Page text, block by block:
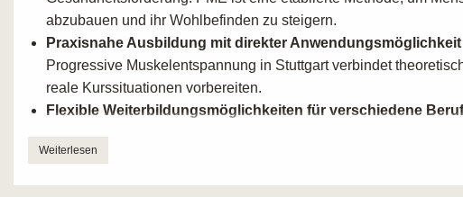
abzubauen und ihr Wohlbefinden zu steigern.
Praxisnahe Ausbildung mit direkter Anwendungsmöglichkeit
Progressive Muskelentspannung in Stuttgart verbindet
reale Kurssituationen vorbereiten.
Flexible Weiterbildungsmöglichkeiten für verschiedene
Unternehmensberatung.
Weiterlesen